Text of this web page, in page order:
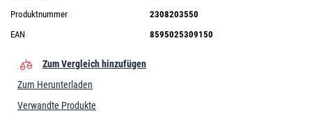
Produktnummer
2308203550
EAN
8595025309150
Zum Vergleich hinzufügen
Zum Herunterladen
Verwandte Produkte